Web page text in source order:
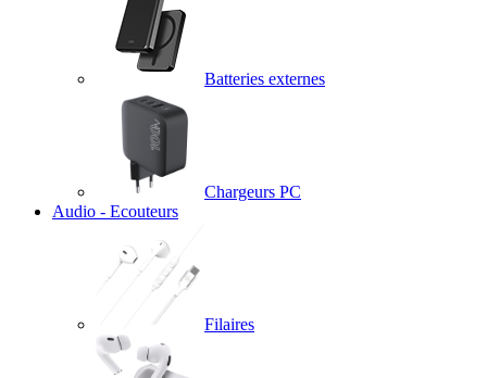
Batteries externes
Chargeurs PC
Audio - Ecouteurs
Filaires